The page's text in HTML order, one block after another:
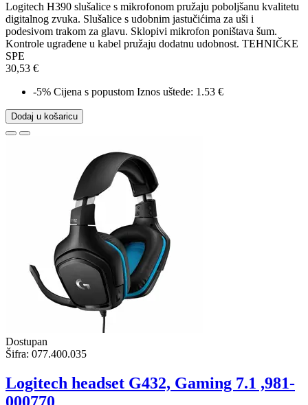
Logitech H390 slušalice s mikrofonom pružaju poboljšanu kvalitetu
digitalnog zvuka. Slušalice s udobnim jastučićima za uši i
podesivom trakom za glavu. Sklopivi mikrofon poništava šum.
Kontrole ugrađene u kabel pružaju dodatnu udobnost. TEHNIČKE
SPE
30,53 €
-5% Cijena s popustom Iznos uštede: 1.53 €
Dodaj u košaricu
Dostupan
Šifra: 077.400.035
Logitech headset G432, Gaming 7.1 ,981-